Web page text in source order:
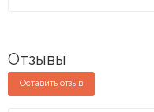
Отзывы
Оставить отзыв